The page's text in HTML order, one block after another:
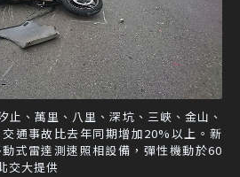
止、萬里、八里、深坑、三峽、金山、
通事故比去年同期增加20%以上。新
式雷達測速照相設備，彈性機動於60
交大提供